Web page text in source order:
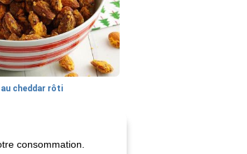
cheddar rôti
consommation.